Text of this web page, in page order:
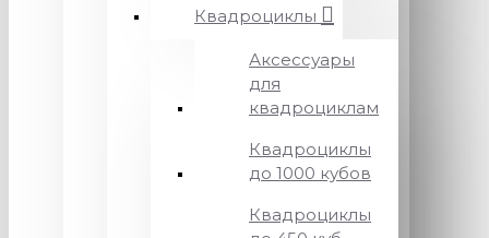
Квадроциклы
Аксессуары
для
квадроциклам
Квадроциклы
до 1000 кубов
Квадроциклы